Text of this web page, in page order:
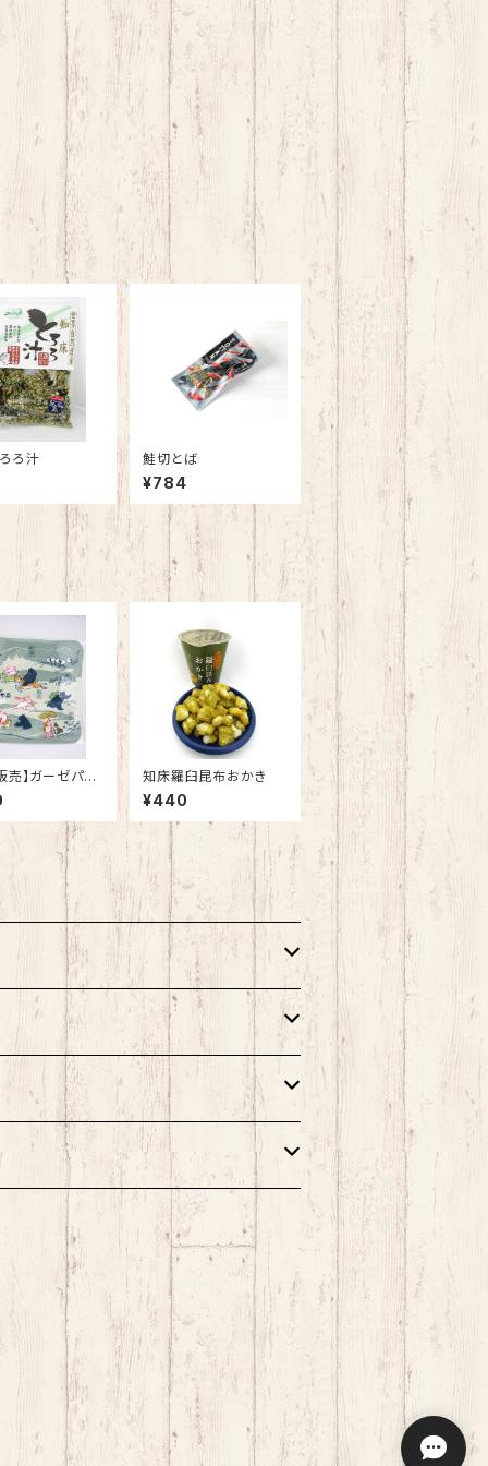
ろ汁 鮭切とば
¥784
売】ガーゼパイ
チ
知床羅臼昆布おかき
¥440